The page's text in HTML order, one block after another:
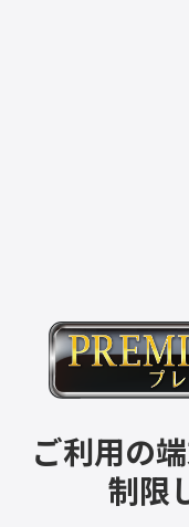
ご利用の
制限